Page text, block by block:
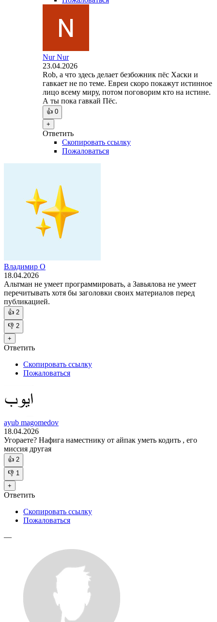
Nur Nur
23.04.2026
Rob, а что здесь делает безбожник пёс Хаски и
гавкает не по теме. Евреи скоро покажут истинное
лицо всему миру, потом поговорим кто на истине.
А ты пока гавкай Пёс.
👍 0
+
Ответить
Скопировать ссылку
Пожаловаться
Владимир O
18.04.2026
Альтман не умеет программировать, а Завьялова не умеет
перечитывать хотя бы заголовки своих материалов перед
публикацией.
👍 2
👎 2
+
Ответить
Скопировать ссылку
Пожаловаться
ayub magomedov
18.04.2026
Угораете? Нафига наместнику от айпак уметь кодить , его
миссия другая
👍 2
👎 1
+
Ответить
Скопировать ссылку
Пожаловаться
—